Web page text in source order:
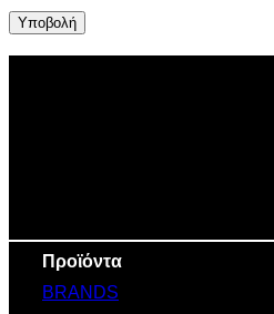
Προϊόντα
BRANDS